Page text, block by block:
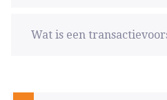
Wat is een